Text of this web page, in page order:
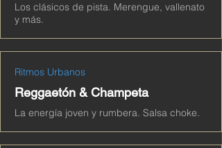
Los clásicos de pista. Merengue, vallenato
y más.
Ritmos Urbanos
Reggaetón & Champeta
La energía joven y rumbera. Salsa choke.